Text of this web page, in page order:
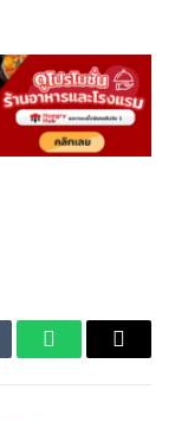
WhatsApp
Email